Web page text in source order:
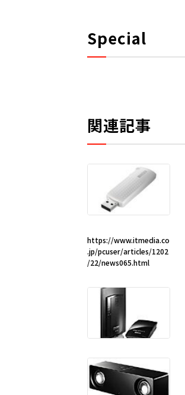
Special
関連記事
https://www.itmedia.co
.jp/pcuser/articles/1202
/22/news065.html